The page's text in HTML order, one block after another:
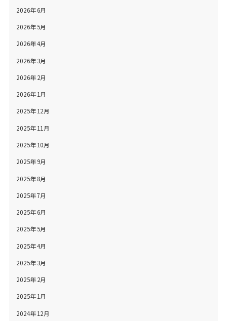
2026年6月
2026年5月
2026年4月
2026年3月
2026年2月
2026年1月
2025年12月
2025年11月
2025年10月
2025年9月
2025年8月
2025年7月
2025年6月
2025年5月
2025年4月
2025年3月
2025年2月
2025年1月
2024年12月